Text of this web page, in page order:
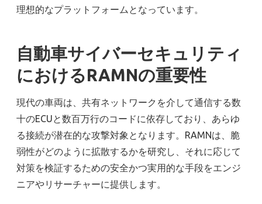
理想的なプラットフォームとなっています。
自動車サイバーセキュリティ
におけるRAMNの重要性
現代の車両は、共有ネットワークを介して通信する数
十のECUと数百万行のコードに依存しており、あらゆ
る接続が潜在的な攻撃対象となります。RAMNは、脆
弱性がどのように拡散するかを研究し、それに応じて
対策を検証するための安全かつ実用的な手段をエンジ
ニアやリサーチャーに提供します。